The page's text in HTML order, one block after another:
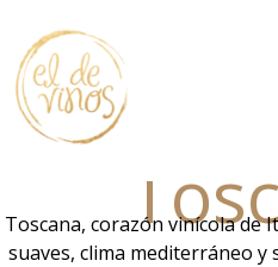
contenido
Toscana, corazón vinícola de
suaves, clima mediterráneo y